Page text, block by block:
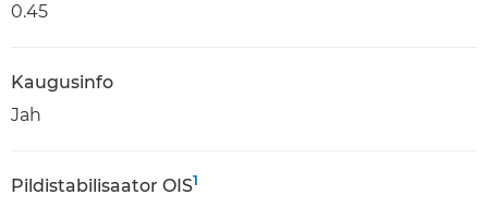
0.45
Kaugusinfo
Jah
Pildistabilisaator OIS1